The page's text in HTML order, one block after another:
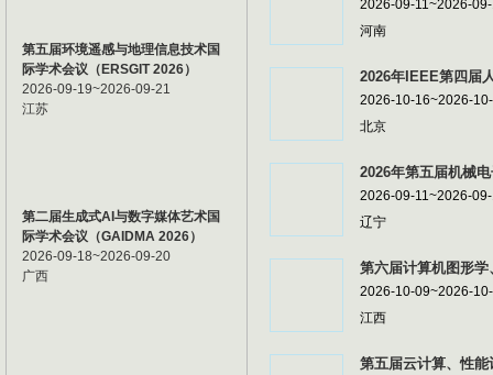
第五届环境遥感与地理信息技术国
际学术会议（ERSGIT 2026）
2026-09-19~2026-09-21
江苏
第二届生成式AI与数字媒体艺术国
际学术会议（GAIDMA 2026）
2026-09-18~2026-09-20
广西
2026-09-11~2026-
河南
2026年IEEE第四届
2026-10-16~2026-
北京
2026年第五届机械
2026-09-11~2026-
辽宁
第六届计算机图形
2026-10-09~2026-
江西
第五届云计算、性